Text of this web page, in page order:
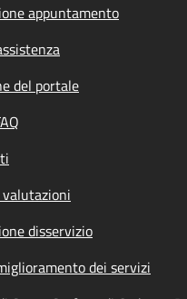
appuntamento
del portale
disservizio
dei servizi